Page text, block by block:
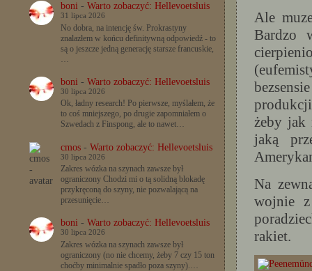
boni -Warto zobaczyć: Hellevoetsluis
31 lipca 2026
No dobra, na intencję św. Prokrastyny
znalazłem w końcu definitywną odpowiedź - to
są o jeszcze jedną generację starsze francuskie,
…
boni -Warto zobaczyć: Hellevoetsluis
30 lipca 2026
Ok, ładny research! Po pierwsze, myślałem, że
to coś mniejszego, po drugie zapomniałem o
Szwedach z Finspong, ale to nawet…
cmos -Warto zobaczyć: Hellevoetsluis
30 lipca 2026
Zakres wózka na szynach zawsze był
ograniczony Chodzi mi o tą solidną blokadę
przykręconą do szyny, nie pozwalającą na
przesunięcie…
boni -Warto zobaczyć: Hellevoetsluis
30 lipca 2026
Zakres wózka na szynach zawsze był
ograniczony (no nie chcemy, żeby 7 czy 15 ton
choćby minimalnie spadło poza szyny).…
Ale
Bardzo
żeby jak
jaką
Na
wojnie z
rakiet.